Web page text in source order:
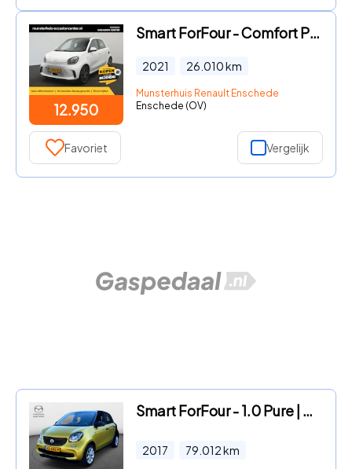
12.950
Smart ForFour - Comfort PLUS 18 kWh - RIJKLAARPRIJS - NAP LAGE KILOMETERSTAN
2021 26.010km
Munsterhuis Renault Enschede
Enschede (OV)
Favoriet Vergelijk
Smart ForFour - 1.0 Pure | Comfort pack | Cool & audio
2017 79.012km